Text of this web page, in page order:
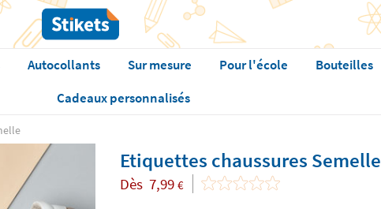
Autocollants Sur mesure Pour l'école Bouteilles
Cadeaux personnalisés
Etiquettes chaussures Semelle
Dès 7,99 €